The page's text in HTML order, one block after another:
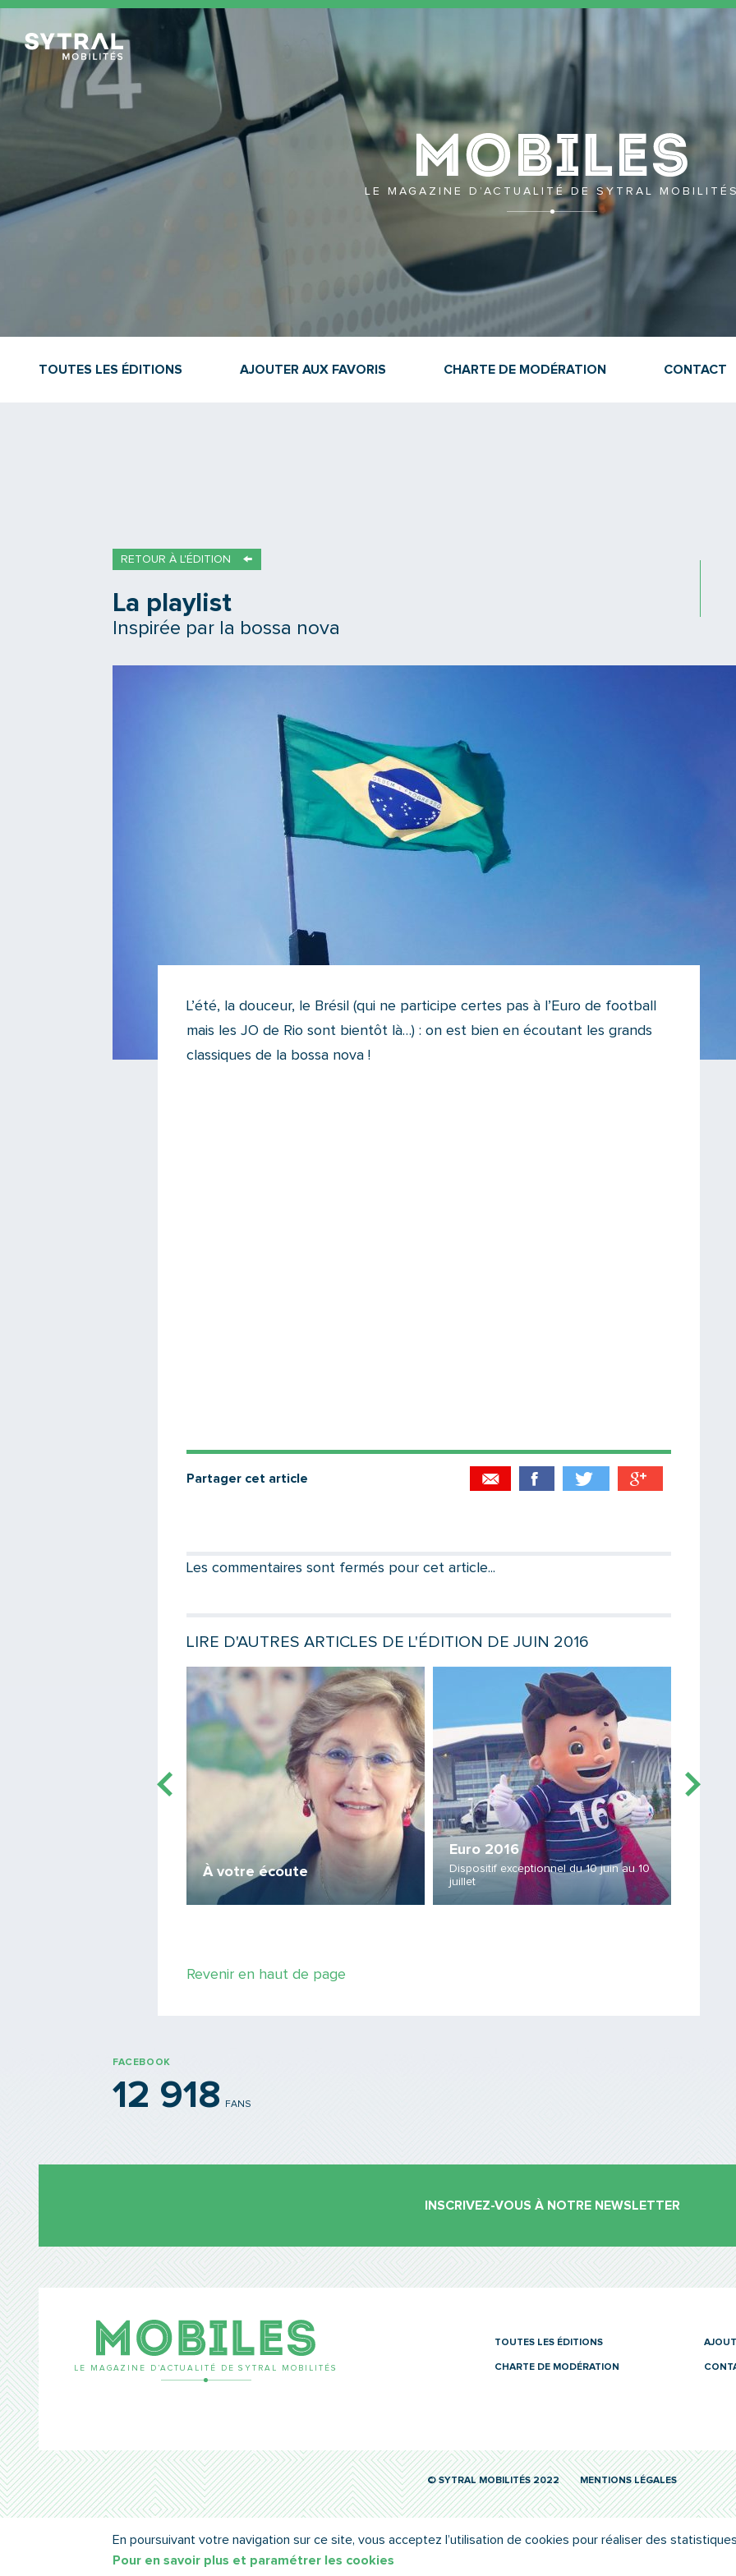
TCL Sytral
LE MAGAZINE D’ACTUALITÉ DE SYTRAL MOBILITÉS
TOUTES LES ÉDITIONS AJOUTER AUX FAVORIS CHARTE DE MODÉRATION CONTACT
RETOUR À L'ÉDITION
La playlist
Inspirée par la bossa nova
L’été, la douceur, le Brésil (qui ne participe certes pas à l’Euro de football
mais les JO de Rio sont bientôt là…) : on est bien en écoutant les grands
classiques de la bossa nova !
Partager cet article
Votre email
Message
Les commentaires sont fermés pour cet article...
LIRE D'AUTRES ARTICLES DE L'ÉDITION DE JUIN 2016
Lire la suite
À votre écoute
Euro 2016
Dispositif exceptionnel du 10 juin au 10
juillet
Revenir en haut de page
FACEBOOK
12 918 FANS
INSCRIVEZ-VOUS À NOTRE NEWSLETTER
LE MAGAZINE D’ACTUALITÉ DE SYTRAL MOBILITÉS
TOUTES LES ÉDITIONS
CHARTE DE MODÉRATION
© SYTRAL MOBILITÉS 2022 MENTIONS LÉGALES
En poursuivant votre navigation sur ce site, vous acceptez l’utilisation de cookies pour réaliser des
Pour en savoir plus et paramétrer les cookies